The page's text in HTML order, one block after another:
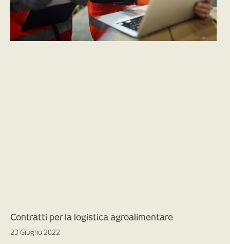
Contratti per la logistica agroalimentare
23 Giugno 2022